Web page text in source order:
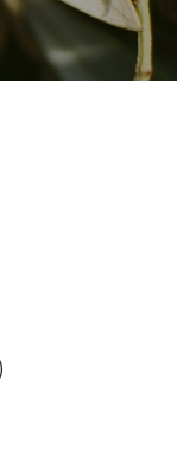
)